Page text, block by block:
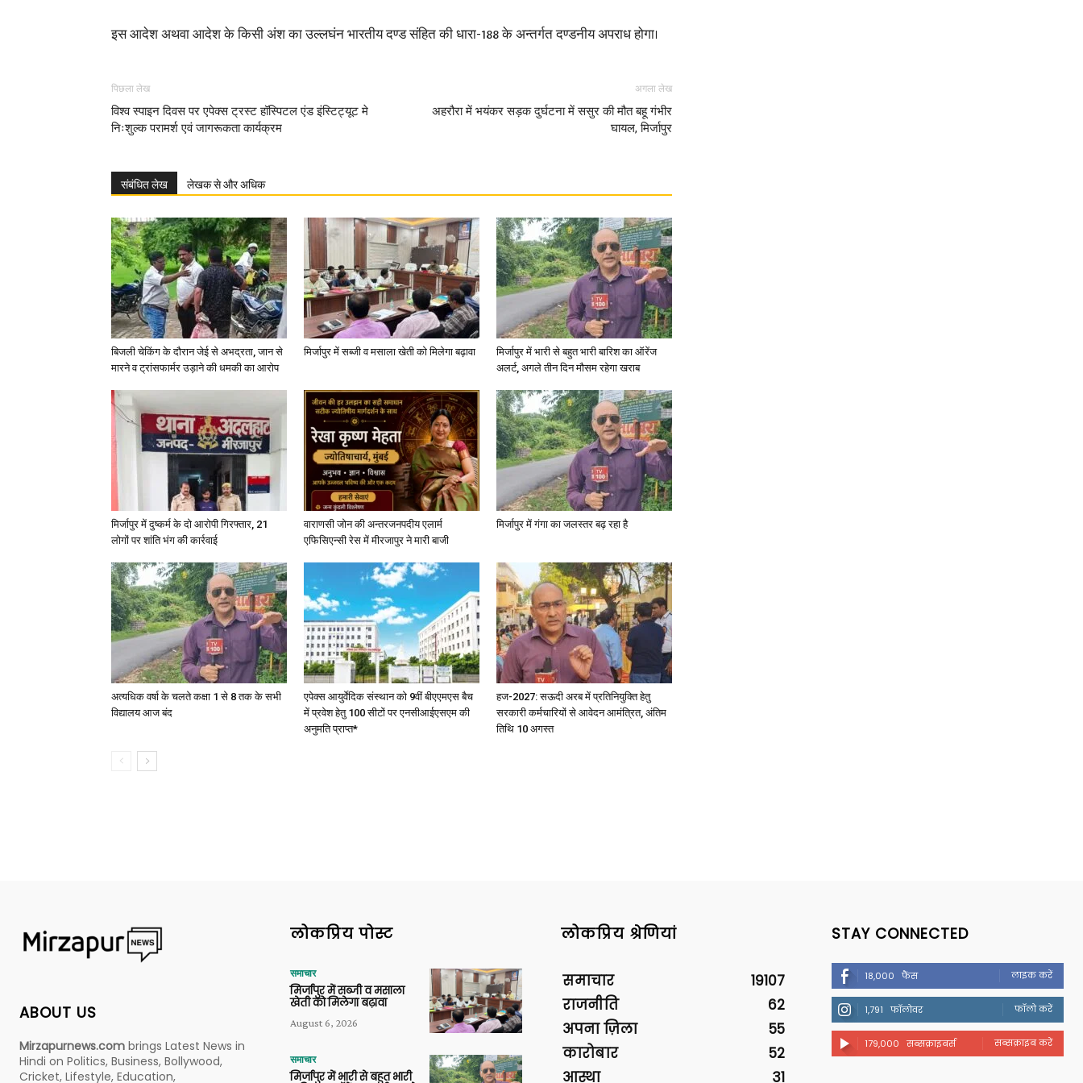
इस आदेश अथवा आदेश के किसी अंश का उल्लघंन भारतीय दण्ड संहित की धारा-188 के अन्तर्गत दण्डनीय अपराध होगा।
पिछला लेख
विश्व स्पाइन दिवस पर एपेक्स ट्रस्ट हॉस्पिटल एंड इंस्टिट्यूट मे
निःशुल्क परामर्श एवं जागरूकता कार्यक्रम
अगला लेख
अहरौरा में भयंकर सड़क दुर्घटना में ससुर की मौत बहू गंभीर
घायल, मिर्जापुर
संबंधित लेख लेखक से और अधिक
बिजली चेकिंग के दौरान जेई से अभद्रता, जान से
मारने व ट्रांसफार्मर उड़ाने की धमकी का आरोप
मिर्जापुर में सब्जी व मसाला खेती को मिलेगा बढ़ावा
मिर्जापुर में भारी से बहुत भारी बारिश का ऑरेंज
अलर्ट, अगले तीन दिन मौसम रहेगा खराब
मिर्जापुर में दुष्कर्म के दो आरोपी गिरफ्तार, 21
लोगों पर शांति भंग की कार्रवाई
वाराणसी जोन की अन्तरजनपदीय एलार्म
एफिसिएन्सी रेस में मीरजापुर ने मारी बाजी
मिर्जापुर में गंगा का जलस्तर बढ़ रहा है
अत्यधिक वर्षा के चलते कक्षा 1 से 8 तक के सभी
विद्यालय आज बंद
एपेक्स आयुर्वेदिक संस्थान को 9वीं बीएएमएस बैच
में प्रवेश हेतु 100 सीटों पर एनसीआईएसएम की
अनुमति प्राप्त*
हज-2027: सऊदी अरब में प्रतिनियुक्ति हेतु
सरकारी कर्मचारियों से आवेदन आमंत्रित, अंतिम
तिथि 10 अगस्त
ABOUT US
Mirzapurnews.com brings Latest News in
Hindi on Politics, Business, Bollywood,
Cricket, Lifestyle, Education,
लोकप्रिय पोस्ट
समाचार
मिर्जापुर में सब्जी व मसाला
खेती को मिलेगा बढ़ावा
August 6, 2026
समाचार
मिर्जापुर में भारी से बहुत भारी
लोकप्रिय श्रेणियां
समाचार
19107
राजनीति
62
अपना ज़िला
55
कारोबार
52
आस्था
31
STAY CONNECTED
18,000 फैंस लाइक करें
1,791 फॉलोवर फॉलो करें
179,000 सब्सक्राइबर्स सब्सक्राइब करें